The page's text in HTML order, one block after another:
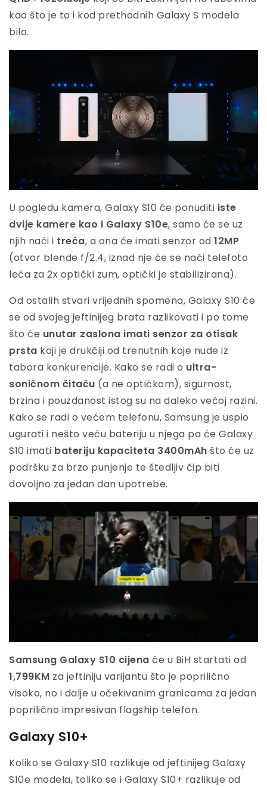
kao što je to i kod prethodnih Galaxy S modela
bilo.
U pogledu kamera, Galaxy S10 će ponuditi iste
dvije kamere kao i Galaxy S10e, samo će se uz
njih naći i treća, a ona će imati senzor od 12MP
(otvor blende f/2.4, iznad nje će se naći telefoto
leća za 2x optički zum, optički je stabilizirana).
Od ostalih stvari vrijednih spomena, Galaxy S10 će
se od svojeg jeftinijeg brata razlikovati i po tome
što će unutar zaslona imati senzor za otisak
prsta koji je drukčiji od trenutnih koje nude iz
tabora konkurencije. Kako se radi o ultra-
soničnom čitaču (a ne optičkom), sigurnost,
brzina i pouzdanost istog su na daleko većoj razini.
Kako se radi o većem telefonu, Samsung je uspio
ugurati i nešto veću bateriju u njega pa će Galaxy
S10 imati bateriju kapaciteta 3400mAh što će uz
podršku za brzo punjenje te štedljiv čip biti
dovoljno za jedan dan upotrebe.
Samsung Galaxy S10 cijena će u BiH startati od
1,799KM za jeftiniju varijantu što je poprilično
visoko, no i dalje u očekivanim granicama za jedan
poprilično impresivan flagship telefon.
Galaxy S10+
Koliko se Galaxy S10 razlikuje od jeftinijeg Galaxy
S10e modela, toliko se i Galaxy S10+ razlikuje od